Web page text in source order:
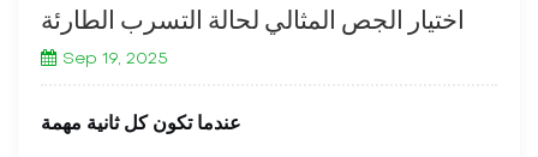
اختيار الجص المثالي لحالة التسرب الطارئة
Sep 19, 2025
عندما تكون كل ثانية مهمة